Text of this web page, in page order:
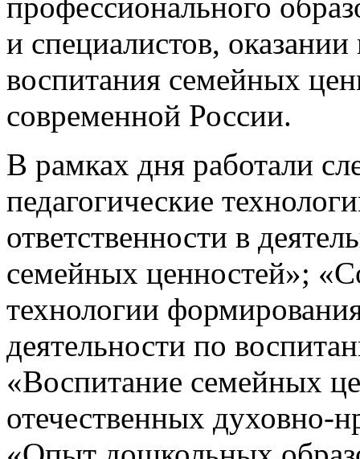
и специалистов,
воспитания семейных
современной России.
В рамках дня работали
педагогические
ответственности в
семейных ценностей»;
технологии
деятельности по
«Воспитание семейных
отечественных духовно-